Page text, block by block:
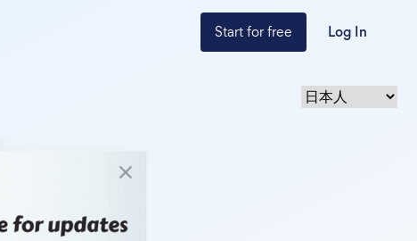
Start for free Log In